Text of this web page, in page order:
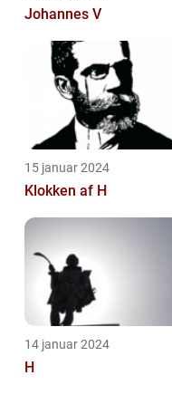
Johannes V
15 januar 2024
Klokken af H
14 januar 2024
H